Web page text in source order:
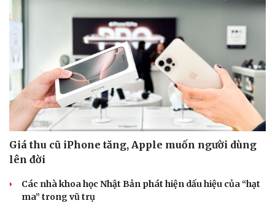
Sân khấu - Điện ảnh
Văn học
Âm nhạc
Di sản
Giải trí
Nghệ sĩ
Thời trang
Sao Việt
Giá thu cũ iPhone tăng, Apple muốn người dùng
lên đời
Các nhà khoa học Nhật Bản phát hiện dấu hiệu của “hạt
ma” trong vũ trụ